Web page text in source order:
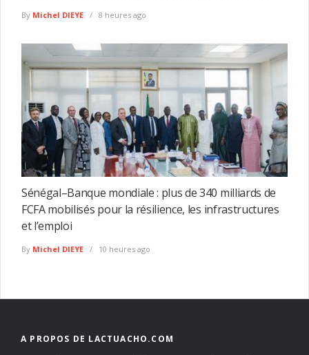
By Michel DIEYE 8 heures ago
Sénégal–Banque mondiale : plus de 340 milliards de
FCFA mobilisés pour la résilience, les infrastructures
et l’emploi
By Michel DIEYE 10 heures ago
A PROPOS DE LACTUACHO.COM